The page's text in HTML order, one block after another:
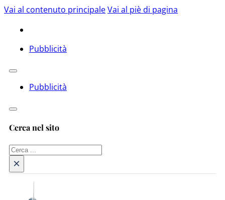
Vai al contenuto principaleVai al piè di pagina
Pubblicità
Pubblicità
Cerca nel sito
Cerca
×